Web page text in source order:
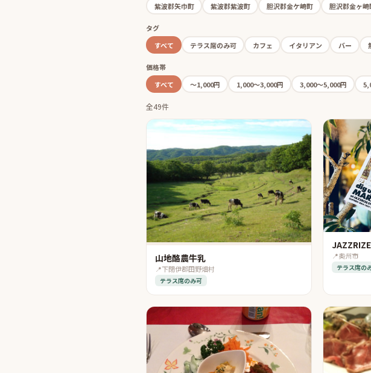
紫波郡矢巾町
紫波郡紫波町 胆沢郡金ケ崎町 胆沢郡金ヶ崎
タグ
すべて
テラス席のみ可 カフェ イタリアン バー
価格帯
すべて
〜1,000円 1,000〜3,000円 3,000〜5,000円
全49件
山地酪農牛乳
📍下閉伊郡田野畑村
テラス席のみ可
📍奥州市
テラス席の